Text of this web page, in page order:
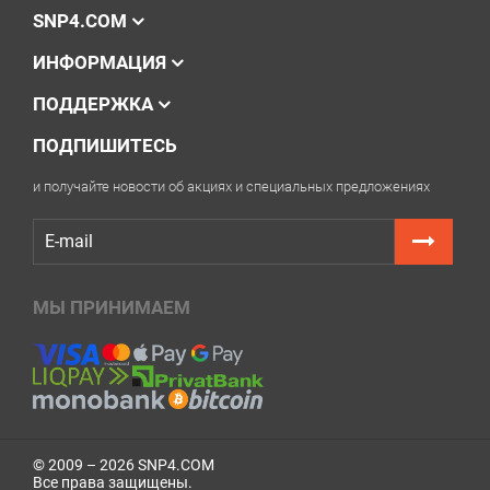
SNP4.COM
ИНФОРМАЦИЯ
ПОДДЕРЖКА
ПОДПИШИТЕСЬ
и получайте новости об акциях и специальных предложениях
МЫ ПРИНИМАЕМ
© 2009 – 2026 SNP4.COM
Все права защищены.